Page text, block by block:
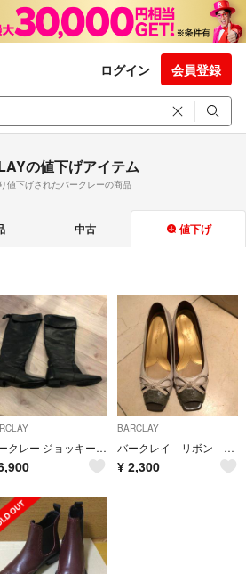
ログイン 会員登録
の値下げアイテム
値下げされたバークレーの商品
中古 値下げ
バークレー ジョッキーブーツ
BARCLAY
バークレイ リボン パンプス 23.5 EE
¥ 2,300